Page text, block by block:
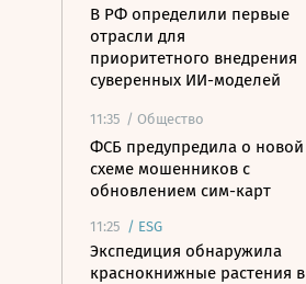
В РФ определили первые
отрасли для
приоритетного внедрения
суверенных ИИ-моделей
11:35 / Общество
ФСБ предупредила о новой
схеме мошенников с
обновлением сим-карт
11:25 / ESG
Экспедиция обнаружила
краснокнижные растения в